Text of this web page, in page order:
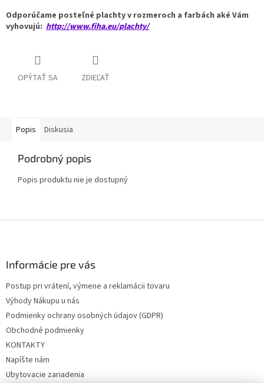
Odporúčame posteľné plachty v rozmeroch a farbách aké Vám
vyhovujú: http://www.fiha.eu/plachty/
OPÝTAŤ SA ZDIEĽAŤ
Popis Diskusia
Podrobný popis
Popis produktu nie je dostupný
Informácie pre vás
Postup pri vrátení, výmene a reklamácii tovaru
Výhody Nákupu u nás
Podmienky ochrany osobných údajov (GDPR)
Obchodné podmienky
KONTAKTY
Napíšte nám
Ubytovacie zariadenia